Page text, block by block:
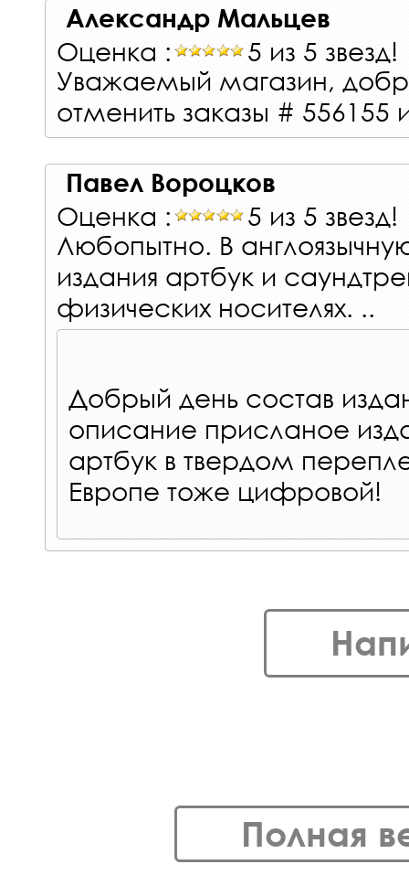
Александр Мальцев
Оценка :
5 из 5 звезд!
Уважаемый магазин,
отменить заказы #
Павел Вороцков
Оценка :
5 из 5 звезд!
Любопытно. В
издания артбук и
физических носителях. ..
Добрый день состав
описание присланое
артбук в твердом
Европе тоже цифровой!
Полная